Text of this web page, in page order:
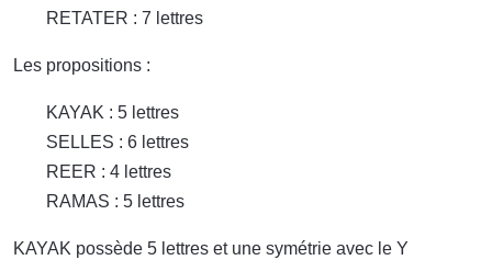
RETATER : 7 lettres
Les propositions :
KAYAK : 5 lettres
SELLES : 6 lettres
REER : 4 lettres
RAMAS : 5 lettres
KAYAK possède 5 lettres et une symétrie avec le Y